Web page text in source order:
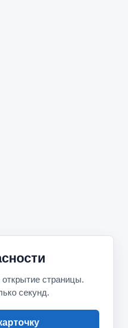
страницы.
секунд.